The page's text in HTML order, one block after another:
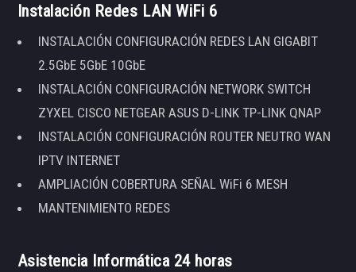
Instalación Redes LAN WiFi 6
INSTALACIÓN CONFIGURACIÓN REDES LAN GIGABIT
2.5GbE 5GbE 10GbE
INSTALACIÓN CONFIGURACIÓN NETWORK SWITCH
ZYXEL CISCO NETGEAR ASUS D-LINK TP-LINK QNAP
INSTALACIÓN CONFIGURACIÓN ROUTER NEUTRO WAN
IPTV INTERNET
AMPLIACIÓN COBERTURA SEÑAL WiFi 6 MESH
MANTENIMIENTO REDES
Asistencia Informática 24 horas